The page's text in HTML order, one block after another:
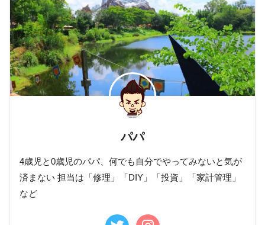
パパ
4歳児と0歳児のパパ、何でも自分でやってみないと気が
済まない 担当は「修理」「DIY」「投資」「家計管理」
など